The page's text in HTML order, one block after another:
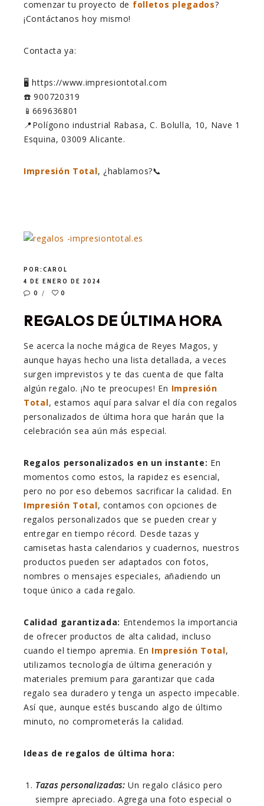
comenzar tu proyecto de folletos plegados?
¡Contáctanos hoy mismo!
Contacta ya:
🖥️ https://www.impresiontotal.com
☎️ 900720319
📱669636801
📍Polígono industrial Rabasa, C. Bolulla, 10, Nave 1
Esquina, 03009 Alicante.
Impresión Total, ¿hablamos?📞
POR:CAROL
4 DE ENERO DE 2024
0
0
REGALOS DE ÚLTIMA HORA
Se acerca la noche mágica de Reyes Magos, y
aunque hayas hecho una lista detallada, a veces
surgen imprevistos y te das cuenta de que falta
algún regalo. ¡No te preocupes! En Impresión
Total, estamos aquí para salvar el día con regalos
personalizados de última hora que harán que la
celebración sea aún más especial.
Regalos personalizados en un instante: En
momentos como estos, la rapidez es esencial,
pero no por eso debemos sacrificar la calidad. En
Impresión Total, contamos con opciones de
regalos personalizados que se pueden crear y
entregar en tiempo récord. Desde tazas y
camisetas hasta calendarios y cuadernos, nuestros
productos pueden ser adaptados con fotos,
nombres o mensajes especiales, añadiendo un
toque único a cada regalo.
Calidad garantizada: Entendemos la importancia
de ofrecer productos de alta calidad, incluso
cuando el tiempo apremia. En Impresión Total,
utilizamos tecnología de última generación y
materiales premium para garantizar que cada
regalo sea duradero y tenga un aspecto impecable.
Así que, aunque estés buscando algo de último
minuto, no comprometerás la calidad.
Ideas de regalos de última hora:
Tazas personalizadas: Un regalo clásico pero
siempre apreciado. Agrega una foto especial o